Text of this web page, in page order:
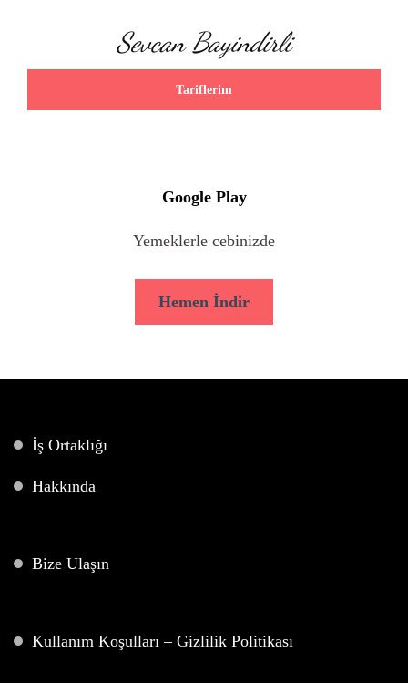
Sevcan Bayindirli
Tariflerim
Google Play
Yemeklerle cebinizde
Hemen İndir
İş Ortaklığı
Hakkında
Bize Ulaşın
Kullanım Koşulları – Gizlilik Politikası